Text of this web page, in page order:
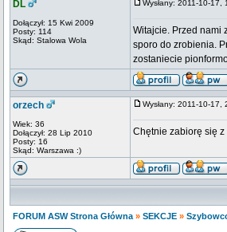
DL
Dołączył: 15 Kwi 2009
Posty: 114
Skąd: Stalowa Wola
Wysłany: 2011-10-
Witajcie. Przed nami
sporo do zrobienia.
zostaniecie
orzech
Wiek: 36
Dołączył: 28 Lip 2010
Posty: 16
Skąd: Warszawa :)
Wysłany: 2011-10-
Chętnie zabiorę się z
FORUM ASW Strona Główna » SEKCJE »